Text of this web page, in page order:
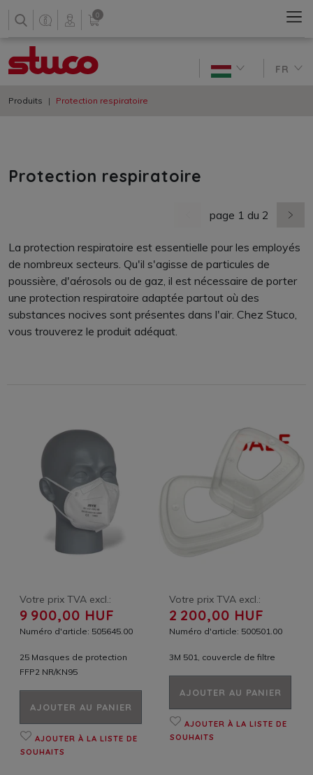
0
FR
Produits Protection respiratoire
Protection respiratoire
page 1 du 2
La protection respiratoire est essentielle pour les employés
de nombreux secteurs. Qu'il s'agisse de particules de
poussière, d'aérosols ou de gaz, il est nécessaire de porter
une protection respiratoire adaptée partout où des
substances nocives sont présentes dans l'air. Chez Stuco,
vous trouverez le produit adéquat.
Votre prix TVA excl.:
9 900,00 HUF
Numéro d'article: 505645.00
25 Masques de protection
FFP2 NR/KN95
AJOUTER AU PANIER
AJOUTER À LA LISTE DE
SOUHAITS
Votre prix TVA excl.:
2 200,00 HUF
Numéro d'article: 500501.00
3M 501, couvercle de filtre
AJOUTER AU PANIER
AJOUTER À LA LISTE DE
SOUHAITS